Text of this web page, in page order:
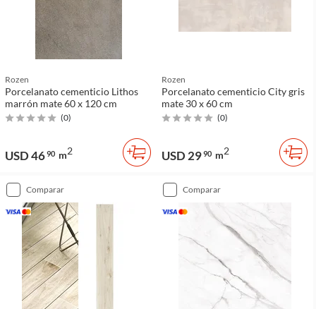
Rozen
Porcelanato cementicio Lithos
marrón mate 60 x 120 cm
(0)
USD 4690 m2
Rozen
Porcelanato cementicio City gris
mate 30 x 60 cm
(0)
USD 2990 m2
comparar comparar